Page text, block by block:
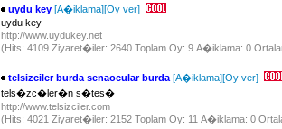
uydu key [A�iklama][Oy ver]
uydu key
http://www.uydukey.net
(Hits: 4109 Ziyaret�iler: 2640 Toplam Oy: 9 A�iklama: 0
telsizciler burda senaocular burda [A�iklama][Oy ver]
tels�zc�ler�n s�tes�
http://www.telsizciler.com
(Hits: 4021 Ziyaret�iler: 2152 Toplam Oy: 11 A�iklama: 0